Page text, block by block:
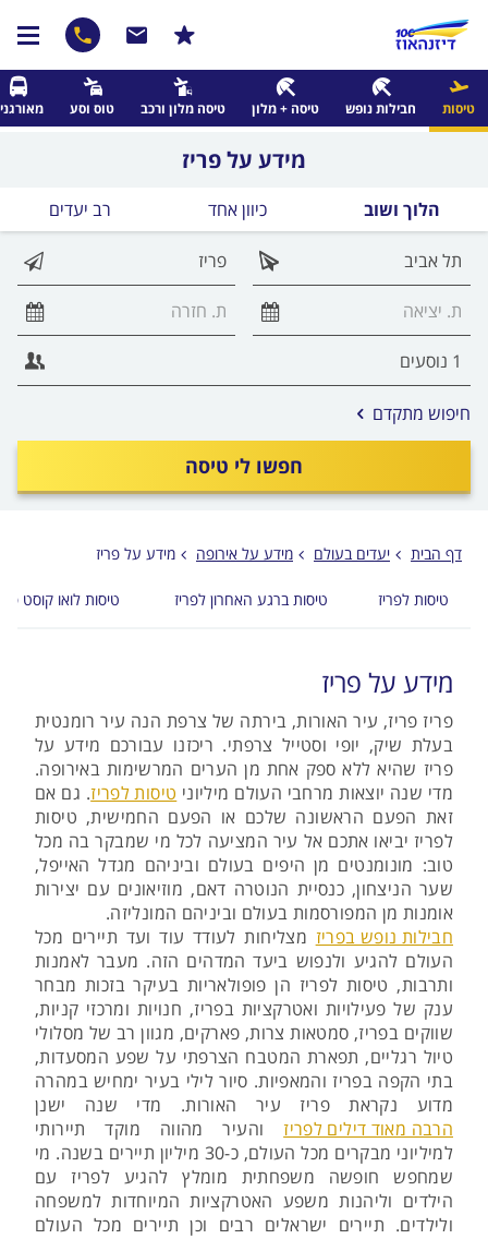
טיסות חבילות נופש טיסה + מלון טיסה מלון ורכב טוס וסע
מידע על פריז
הלוך ושוב כיוון אחד רב יעדים
חפשו לי טיסה
חיפוש מתקדם אפשרויות
החיפוש
לפני
דף הבית יעדים בעולם מידע על אירופה מידע על פריז
טיסות לפריז טיסות ברגע האחרון לפריז טיסות לואו קוסט
מידע על פריז
פריז פריז, עיר האורות, בירתה של צרפת הנה עיר רומנטית
בעלת שיק, יופי וסטייל צרפתי. ריכזנו עבורכם מידע על
פריז שהיא ללא ספק אחת מן הערים המרשימות באירופה.
מדי שנה יוצאות מרחבי העולם מיליוני טיסות לפריז. גם אם
זאת הפעם הראשונה שלכם או הפעם החמישית, טיסות
לפריז יביאו אתכם אל עיר המציעה לכל מי שמבקר בה מכל
טוב: מונומנטים מן היפים בעולם וביניהם מגדל האייפל,
שער הניצחון, כנסיית הנוטרה דאם, מוזיאונים עם יצירות
אומנות מן המפורסמות בעולם וביניהם המונליזה.
חבילות נופש בפריז מצליחות לעודד עוד ועד תיירים מכל
העולם להגיע ולנפוש ביעד המדהים הזה. מעבר לאמנות
ותרבות, טיסות לפריז הן פופולאריות בעיקר בזכות מבחר
ענק של פעילויות ואטרקציות בפריז, חנויות ומרכזי קניות,
שווקים בפריז, סמטאות צרות, פארקים, מגוון רב של מסלולי
טיול רגליים, תפארת המטבח הצרפתי על שפע המסעדות,
בתי הקפה בפריז והמאפיות. סיור לילי בעיר ימחיש במהרה
מדוע נקראת פריז עיר האורות. מדי שנה ישנן
הרבה מאוד דילים לפריזוהעיר מהווה מוקד תיירותי
למיליוני מבקרים מכל העולם, כ-30 מיליון תיירים בשנה. מי
שמחפש חופשה משפחתית מומלץ להגיע לפריז עם
הילדים וליהנות משפע האטרקציות המיוחדות למשפחה
ולילדים. תיירים ישראלים רבים וכן תיירים מכל העולם